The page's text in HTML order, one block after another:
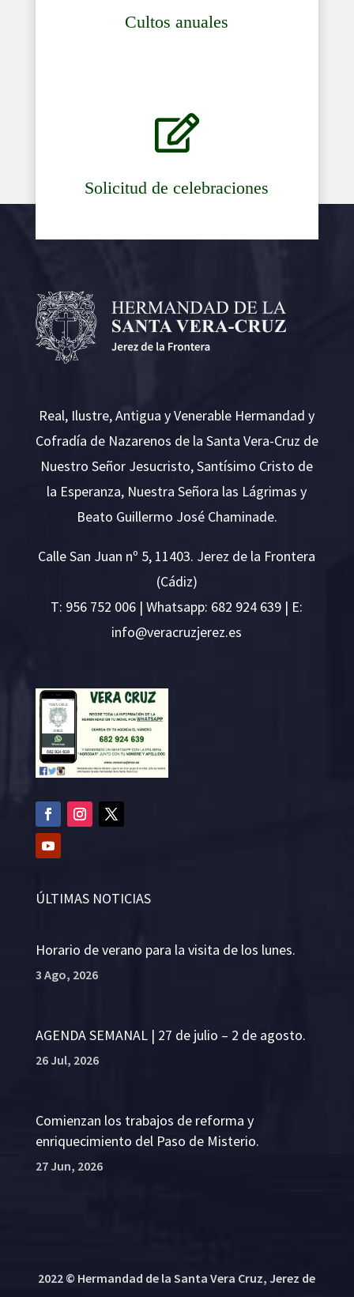
Cultos anuales

Solicitud de celebraciones
Real, Ilustre, Antigua y Venerable Hermandad y
Cofradía de Nazarenos de la Santa Vera-Cruz de
Nuestro Señor Jesucristo, Santísimo Cristo de
la Esperanza, Nuestra Señora las Lágrimas y
Beato Guillermo José Chaminade.
Calle San Juan nº 5, 11403. Jerez de la Frontera
(Cádiz)
T: 956 752 006 | Whatsapp: 682 924 639 | E:
se.ze
rejzu
rcare
v@ofn
i
ÚLTIMAS NOTICIAS
Horario de verano para la visita de los lunes.
3 Ago, 2026
AGENDA SEMANAL | 27 de julio – 2 de agosto.
26 Jul, 2026
Comienzan los trabajos de reforma y
enriquecimiento del Paso de Misterio.
27 Jun, 2026
2022 © Hermandad de la Santa Vera Cruz, Jerez de